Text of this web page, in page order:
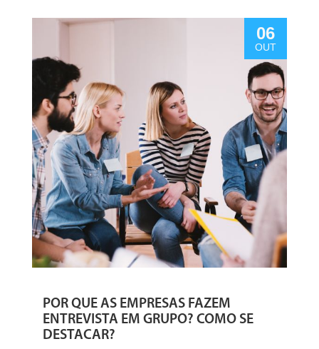
06
OUT
POR QUE AS EMPRESAS FAZEM
ENTREVISTA EM GRUPO? COMO SE
DESTACAR?